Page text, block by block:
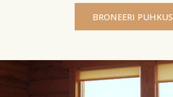
BRONEERI PUHKUS